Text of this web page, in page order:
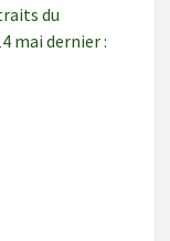
du
mai dernier :